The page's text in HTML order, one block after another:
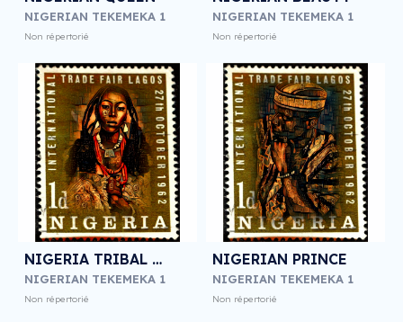
NIGERIAN TEKEMEKA 1
Non répertorié
NIGERIAN TEKEMEKA 1
Non répertorié
NIGERIA TRIBAL QUEEN
NIGERIAN TEKEMEKA 1
Non répertorié
NIGERIAN PRINCE
NIGERIAN TEKEMEKA 1
Non répertorié